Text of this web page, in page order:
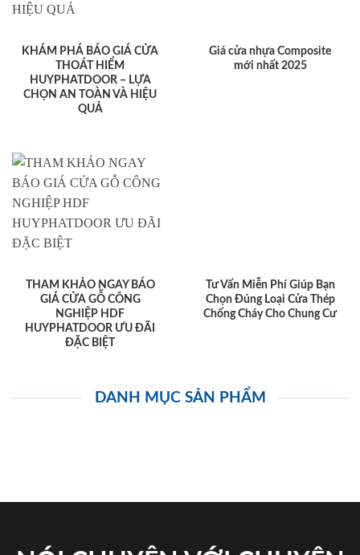
KHÁM PHÁ BÁO GIÁ CỬA
THOÁT HIỂM
HUYPHATDOOR – LỰA
CHỌN AN TOÀN VÀ HIỆU
QUẢ
Giá cửa nhựa Composite
mới nhất 2025
THAM KHẢO NGAY BÁO
GIÁ CỬA GỖ CÔNG
NGHIỆP HDF
HUYPHATDOOR ƯU ĐÃI
ĐẶC BIỆT
Tư Vấn Miễn Phí Giúp Bạn
Chọn Đúng Loại Cửa Thép
Chống Cháy Cho Chung Cư
DANH MỤC SẢN PHẨM